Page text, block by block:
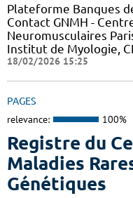
Plateforme Banques
Contact GNMH -
Neuromusculaires
Institut de Myologie,
18/02/2026 15:25
PAGES
relevance: 100%
Registre du
Maladies
Génétiques